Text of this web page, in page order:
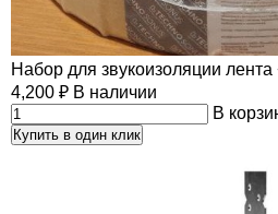
Набор для звукоизоляции лента
4,200 ₽ В наличии
В
Купить в один клик